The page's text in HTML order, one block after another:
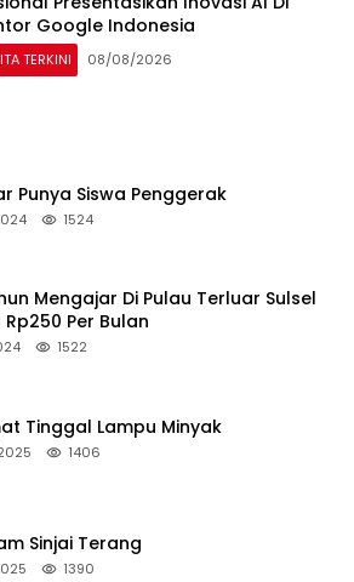
Google Indonesia
TERKINI 08/08/2026
Punya Siswa Penggerak
1524
Mengajar Di Pulau Terluar Sulsel
Per Bulan
1522
Tinggal Lampu Minyak
1406
Sinjai Terang
1390